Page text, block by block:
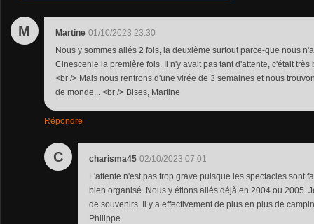
M Martine 01/10/2023 23:30
Nous y sommes allés 2 fois, la deuxième surtout parce-que nous
Cinescenie la première fois. Il n'y avait pas tant d'attente, c'était
<br /> Mais nous rentrons d'une virée de 3 semaines et nous
de monde... <br /> Bises, Martine
Répondre
C charisma45 02/10/2023 07:01
L'attente n'est pas trop grave puisque les spectacles sont
bien organisé. Nous y étions allés déjà en 2004 ou 2005.
de souvenirs. Il y a effectivement de plus en plus de
Philippe